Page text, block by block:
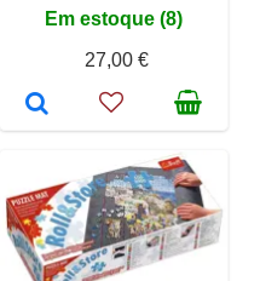
Em estoque (8)
27,00 €